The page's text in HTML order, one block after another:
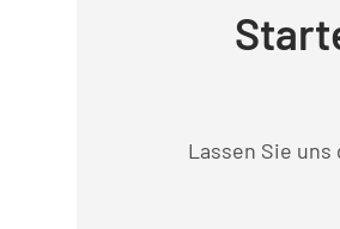
Lassen Sie